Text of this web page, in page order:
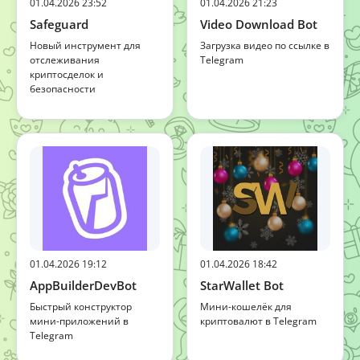
01.04.2026 23:52
Safeguard
Новый инструмент для
отслеживания
криптосделок и
безопасности
01.04.2026 21:23
Video Download Bot
Загрузка видео по ссылке в
Telegram
01.04.2026 19:12
AppBuilderDevBot
Быстрый конструктор
мини-приложений в
Telegram
01.04.2026 18:42
StarWallet Bot
Мини-кошелёк для
криптовалют в Telegram